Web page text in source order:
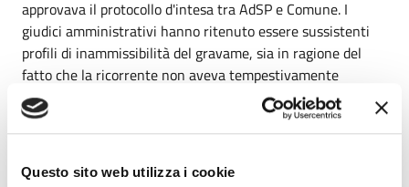
Questo sito web utilizza i cookie
approvava il protocollo d'intesa tra AdSP e Comune. I
giudici amministrativi hanno ritenuto essere sussistenti
profili di inammissibilità del gravame, sia in ragione del
fatto che la ricorrente non aveva tempestivamente
impugnato i provvedimenti in oggetto, sia perché
l'autorizzazione amministrativa all'esercizio del trasporto
pubblico di linea gran turismo per il collegamento
Civitavecchia Porto-Roma in possesso della stessa SIT Srl